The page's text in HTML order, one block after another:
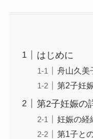
はじめに
舟山久美
第2子妊
第2子妊娠の
妊娠の経
第1子と